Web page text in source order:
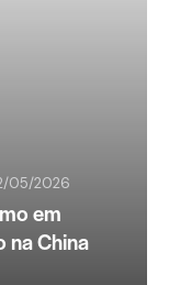
05/2026
em
na China